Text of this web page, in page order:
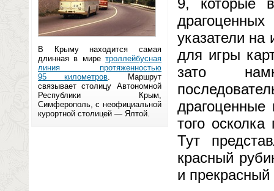
В Крыму находится самая
длинная в мире троллейбусная
линия протяженностью
95 километров. Маршрут
связывает столицу Автономной
Республики Крым,
Симферополь, с неофициальной
курортной столицей — Ялтой.
9, которые
указатели на
для игры
зато
того
Тут
красный
и